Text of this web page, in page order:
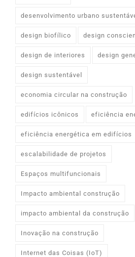
desenvolvimento urbano
design biofílico design
design de interiores design
design sustentável
economia circular na construção
edifícios icônicos eficiência
eficiência energética em edifícios
escalabilidade de projetos
Espaços multifuncionais
Impacto ambiental construção
impacto ambiental da construção
Inovação na construção
Internet das Coisas (IoT)